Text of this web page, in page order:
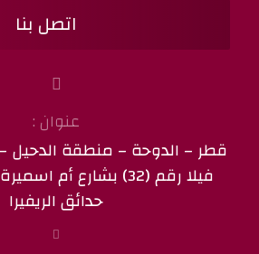
اتصل بنا
عنوان :
قطر – الدوحة – منطقة الدحيل
فيلا رقم (32) بشارع أم
حدائق الريفيرا